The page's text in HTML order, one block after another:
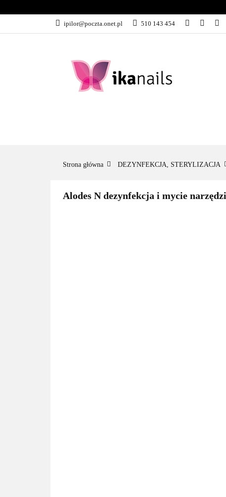
ipilor@poczta.onet.pl 510 143 454KATEGORIE
Strona główna DEZYNFEKCJA, STERYLIZACJA
Alodes N dezynfekcja i mycie